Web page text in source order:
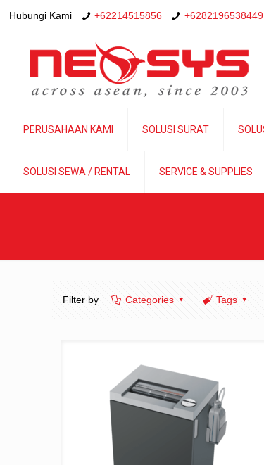
Hubungi Kami +62214515856 +6282196538449
PERUSAHAAN KAMI SOLUSI SURAT
SOLUSI SEWA / RENTAL SERVICE & SUPPLIES
Filter by Categories Tags